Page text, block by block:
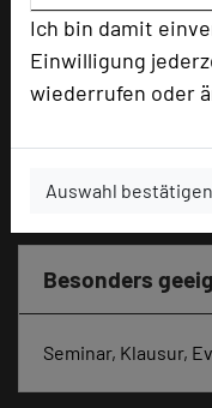
Ich bin damit
Einwilligung
wiederrufen oder
Auswahl bestätigen
Parlamentarisch
Reihenbestuhlung
Tagungsräume
Doppelzimmer
Besonders
Seminar, Klausur,